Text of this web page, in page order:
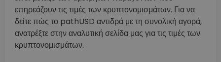
επηρεάζουν τις τιμές των κρυπτονομισμάτων. Για να
δείτε πώς το pathUSD αντιδρά με τη συνολική αγορά,
ανατρέξτε στην αναλυτική σελίδα μας για τις τιμές των
κρυπτονομισμάτων.